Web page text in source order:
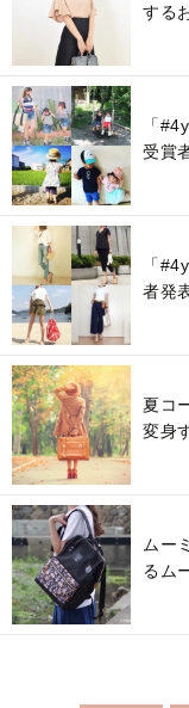
する
「
受賞
「
者発
夏コ
変身
ムー
るム